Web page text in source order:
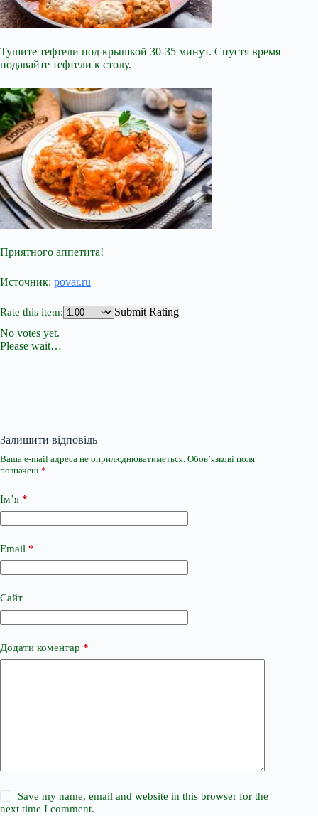
Тушите тефтели под крышкой 30-35 минут. Спустя время
подавайте тефтели к столу.
Приятного аппетита!
Источник: povar.ru
Rate this item:
Submit Rating
No votes yet.
Please wait…
Залишити відповідь
Ваша e-mail адреса не оприлюднюватиметься. Обов’язкові поля
позначені *
Ім’я *
Email *
Сайт
Додати коментар *
Save my name, email and website in this browser for the
next time I comment.